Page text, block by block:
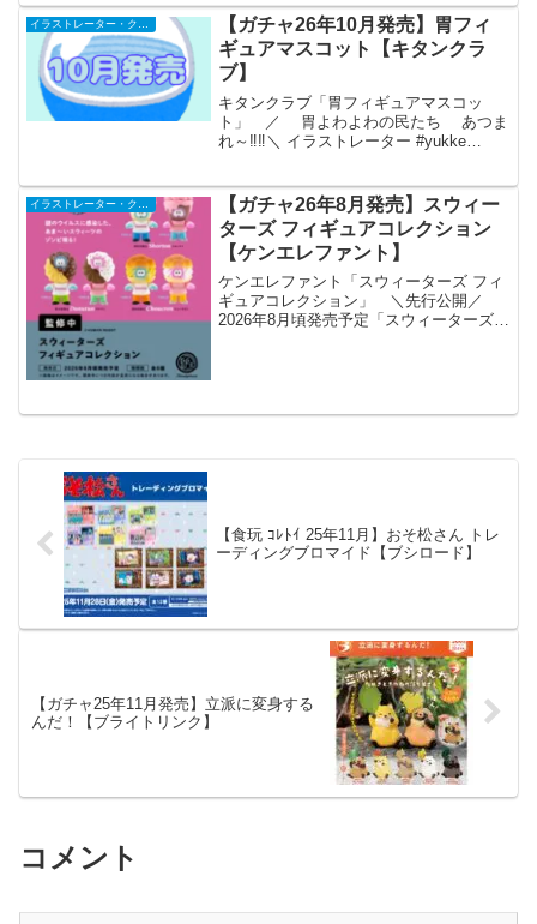
イラストレーター・クリエイター
【ガチャ26年10月発売】胃フィ
ギュアマスコット【キタンクラ
ブ】
キタンクラブ「胃フィギュアマスコッ
ト」 ／ 胃よわよわの民たち あつま
れ～‼‼＼ イラストレーター #yukke
「弱め」を公開👀全6種で展開予定🎶発売
をお...
【ガチャ26年8月発売】スウィー
ターズ フィギュアコレクション
【ケンエレファント】
ケンエレファント「スウィーターズ フィ
ギュアコレクション」 ＼先行公開／
2026年8月頃発売予定「スウィーターズ
【食玩 ｺﾚﾄｲ 25年11月】おそ松さん トレ
ーディングブロマイド【ブシロード】
【ガチャ25年11月発売】立派に変身する
んだ！【ブライトリンク】
コメント